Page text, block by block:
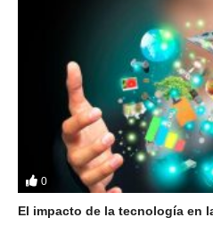
0
El impacto de la tecnología en